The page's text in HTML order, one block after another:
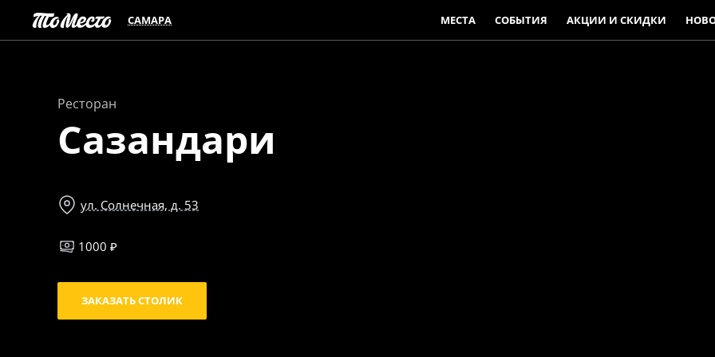
САМАРА МЕСТА СОБЫТИЯ АКЦИИ И СКИДКИ
Ресторан
Сазандари
ул. Солнечная, д. 53
1000 ₽
ЗАКАЗАТЬ СТОЛИК